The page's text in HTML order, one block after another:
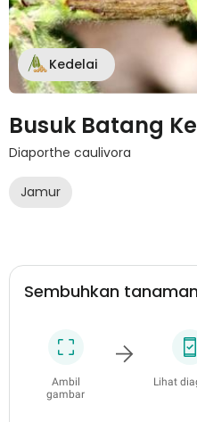
Kedelai
Busuk Batang
Diaporthe caulivora
Jamur
Sembuhkan
Ambil
gambar
Lihat